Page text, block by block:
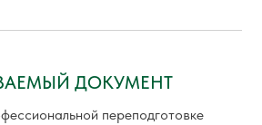
ДОКУМЕНТ
переподготовке